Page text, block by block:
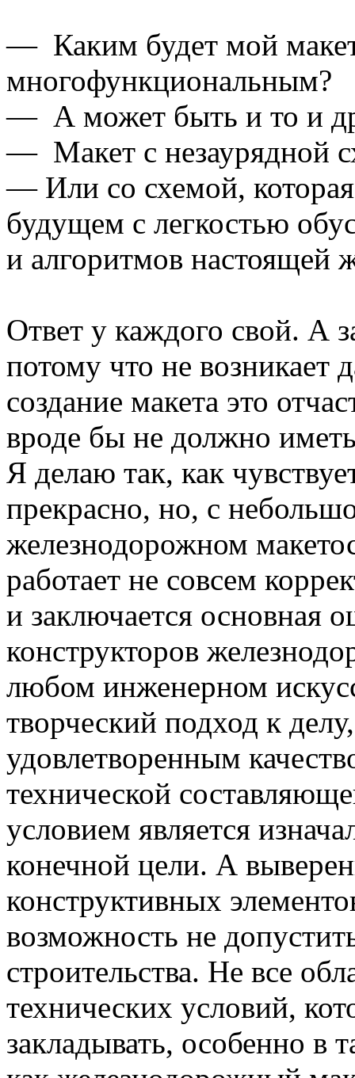
— Каким будет мой
многофункциональным?
— А может быть и то и
— Макет с незаурядной
— Или со схемой,
будущем с легкостью
и алгоритмов настоящей
Ответ у каждого свой. А
потому что не возникает
создание макета это
вроде бы не должно
Я делаю так, как
прекрасно, но, с
железнодорожном
работает не совсем
и заключается основная
конструкторов
любом инженерном
творческий подход к
удовлетворенным
технической
условием является
конечной цели. А
конструктивных
возможность не
строительства. Не все
технических условий,
закладывать, особенно в